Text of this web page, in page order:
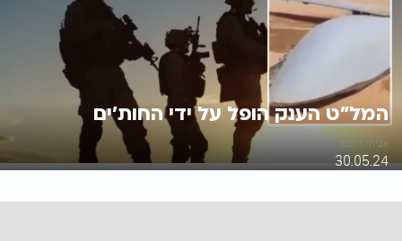
המל"ט הענק הופל על ידי החות'ים
אביחי רוזנמן
30.05.24